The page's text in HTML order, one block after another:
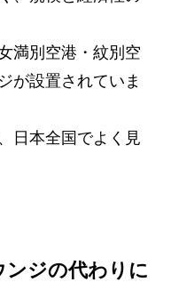
満別空港・紋別空
が設置されていま
日本全国でよく見
ンジの代わりに